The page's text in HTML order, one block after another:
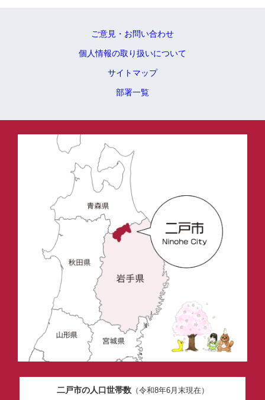
ご意見・お問い合わせ
個人情報の取り扱いについて
サイトマップ
部署一覧
二戸市の人口世帯数（令和8年6月末現在）